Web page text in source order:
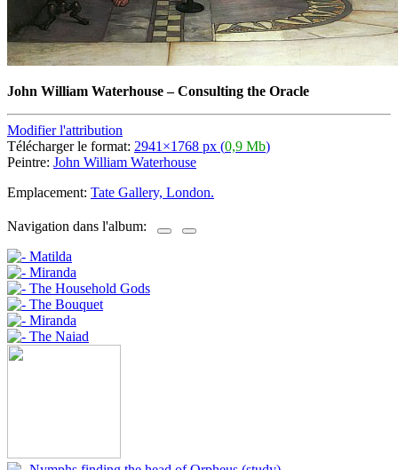
John William Waterhouse–Consulting the Oracle
Modifier l'attribution
Télécharger le format: 2941×1768 px (0,9 Mb)
Peintre: John William Waterhouse
Emplacement: Tate Gallery, London.
Navigation dans l'album: